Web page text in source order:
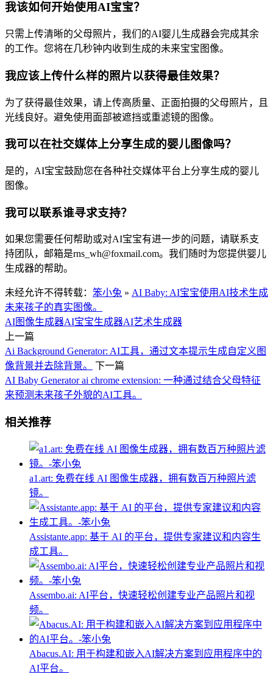
我该如何开始使用AI宝宝？
只需上传清晰的父母照片，我们的AI婴儿生成器会完成其余
的工作。您将在几秒钟内收到生成的未来宝宝图像。
我应该上传什么样的照片以获得最佳效果？
为了获得最佳效果，请上传高质量、正面拍摄的父母照片，且
光线良好。避免使用面部被遮挡或重滤镜的图像。
我可以在社交媒体上分享生成的婴儿图像吗？
是的，AI宝宝鼓励您在各种社交媒体平台上分享生成的婴儿
图像。
我可以联系谁寻求支持？
如果您需要任何帮助或对AI宝宝有进一步的问题，请联系支
持团队，邮箱是rns_wh@foxmail.com。我们随时为您提供婴儿
生成器的帮助。
未经允许不得转载： 笨小兔 » AI Baby: AI宝宝使用AI技术生成
未来孩子的真实图像。
AI图像生成器AI宝宝生成器AI艺术生成器
上一篇
Ai Background Generator: AI工具，通过文本提示生成自定义图
像背景并去除背景。
下一篇
AI Baby Generator ai chrome extension: 一种通过结合父母特征
来预测未来孩子外貌的AI工具。
相关推荐
a1.art: 免费在线 AI 图像生成器，拥有数百万种照片滤
镜。
Assistante.app: 基于 AI 的平台，提供专家建议和内容生
成工具。
Assembo.ai: AI平台，快速轻松创建专业产品照片和视
频。
Abacus.AI: 用于构建和嵌入AI解决方案到应用程序中的
AI平台。